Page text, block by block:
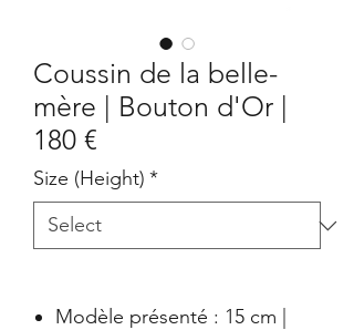
Coussin de la belle-
mère | Bouton d'Or |
180 €
Size (Height) *
Modèle présenté : 15 cm |